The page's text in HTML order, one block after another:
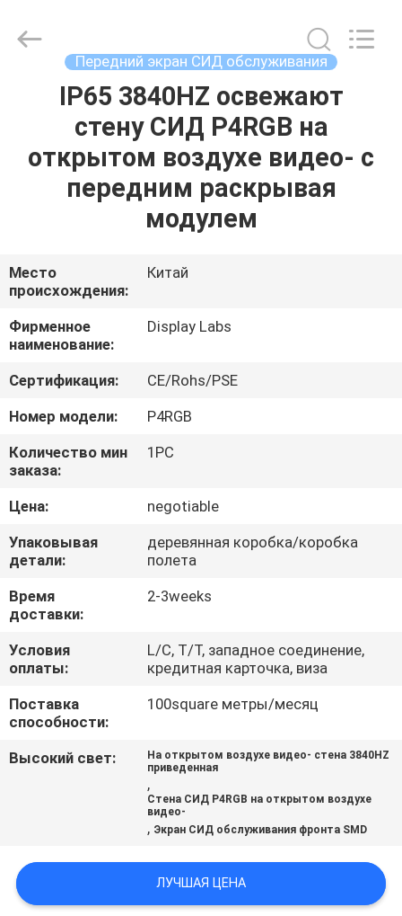
ПРОДУКТЫ
ШОУ
О
НАС
ПУТЕШЕСТВИЕ
ФАБРИКИ
ПРОВЕРКА
КАЧЕСТВА
СВЯЖИТЕСЬ
МЫ
НОВОСТИ
ЦИТАТУ
САЙТА
LED
Co.,Ltd.
Передний экран СИД обслуживания
IP65 3840HZ освежают
стену СИД P4RGB на
открытом воздухе видео- с
передним раскрывая
модулем
Место
происхождения:
Китай
Фирменное
наименование:
Display Labs
Сертификация:
CE/Rohs/PSE
Номер модели:
P4RGB
Количество мин
заказа:
1PC
Цена:
negotiable
Упаковывая
детали:
деревянная коробка/коробка
полета
Время
доставки:
2-3weeks
Условия
оплаты:
L/C, T/T, западное соединение,
кредитная карточка, виза
Поставка
способности:
100square метры/месяц
Высокий свет:
На открытом воздухе видео- стена 3840HZ
приведенная
,
Стена СИД P4RGB на открытом воздухе
видео-
, Экран СИД обслуживания фронта SMD
ЛУЧШАЯ ЦЕНА